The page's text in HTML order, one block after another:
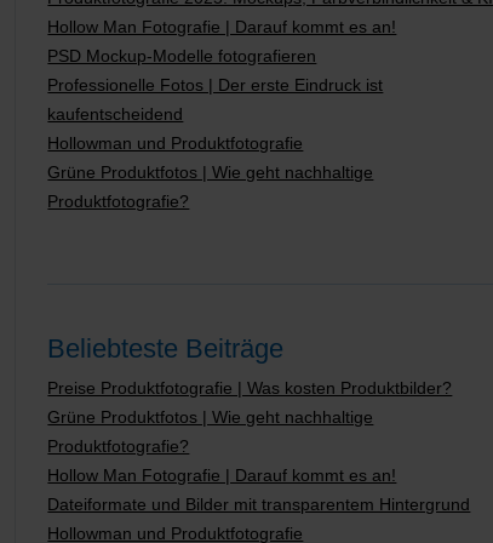
Hollow Man Fotografie | Darauf kommt es an!
PSD Mockup-Modelle fotografieren
Professionelle Fotos | Der erste Eindruck ist
kaufentscheidend
Hollowman und Produktfotografie
Grüne Produktfotos | Wie geht nachhaltige
Produktfotografie?
Beliebteste Beiträge
Preise Produktfotografie | Was kosten Produktbilder?
Grüne Produktfotos | Wie geht nachhaltige
Produktfotografie?
Hollow Man Fotografie | Darauf kommt es an!
Dateiformate und Bilder mit transparentem Hintergrund
Hollowman und Produktfotografie